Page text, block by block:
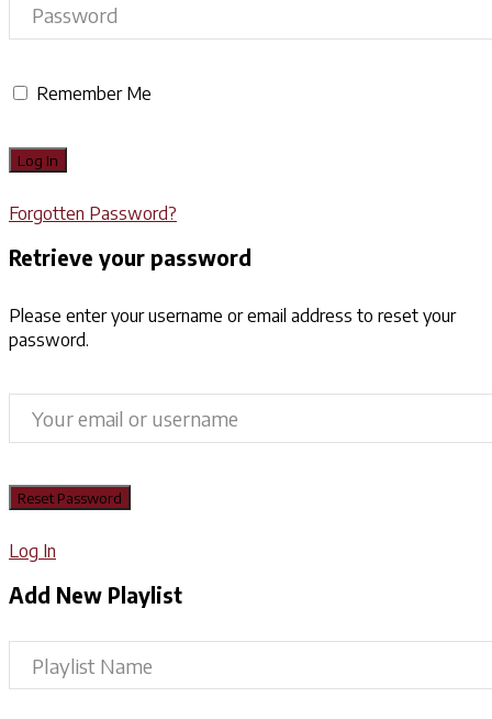
Remember Me
Forgotten Password?
Retrieve your password
Please enter your username or email address to reset your
password.
Log In
Add New Playlist